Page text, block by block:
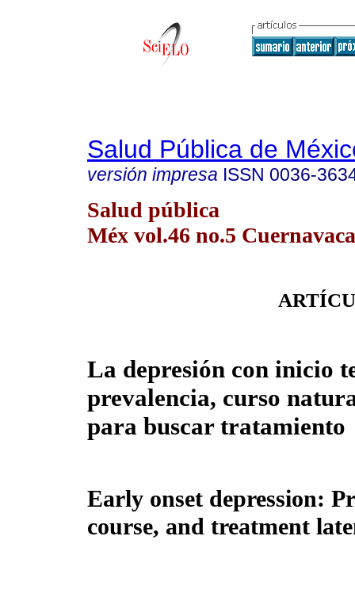
Salud Pública de
versión impresa ISSN 0036-
Salud pública
Méx vol.46 no.5
La depresión con inicio
prevalencia, curso
para buscar tratamiento
Early onset depression:
course, and treatment